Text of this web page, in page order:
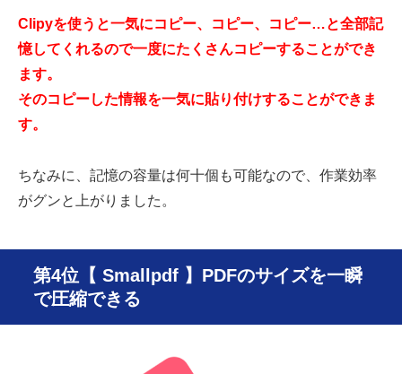
Clipyを使うと一気にコピー、コピー、コピー…と全部記
憶してくれるので一度にたくさんコピーすることができ
ます。
そのコピーした情報を一気に貼り付けすることができま
す。
ちなみに、記憶の容量は何十個も可能なので、作業効率
がグンと上がりました。
第4位【 Smallpdf 】PDFのサイズを一瞬
で圧縮できる